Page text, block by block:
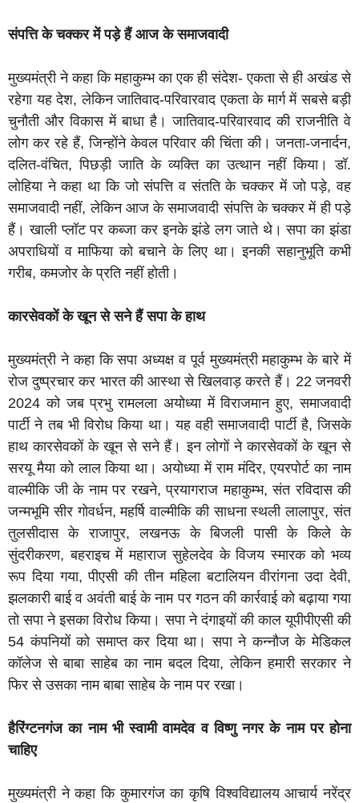
संपत्ति के चक्कर में पड़े हैं आज के समाजवादी
मुख्यमंत्री ने कहा कि महाकुम्भ का एक ही संदेश- एकता से ही अखंड से
रहेगा यह देश, लेकिन जातिवाद-परिवारवाद एकता के मार्ग में सबसे बड़ी
चुनौती और विकास में बाधा है। जातिवाद-परिवारवाद की राजनीति वे
लोग कर रहे हैं, जिन्होंने केवल परिवार की चिंता की। जनता-जनार्दन,
दलित-वंचित, पिछड़ी जाति के व्यक्ति का उत्थान नहीं किया। डॉ.
लोहिया ने कहा था कि जो संपत्ति व संतति के चक्कर में जो पड़े, वह
समाजवादी नहीं, लेकिन आज के समाजवादी संपत्ति के चक्कर में ही पड़े
हैं। खाली प्लॉट पर कब्जा कर इनके झंडे लग जाते थे। सपा का झंडा
अपराधियों व माफिया को बचाने के लिए था। इनकी सहानुभूति कभी
गरीब, कमजोर के प्रति नहीं होती।
कारसेवकों के खून से सने हैं सपा के हाथ
मुख्यमंत्री ने कहा कि सपा अध्यक्ष व पूर्व मुख्यमंत्री महाकुम्भ के बारे में
रोज दुष्प्रचार कर भारत की आस्था से खिलवाड़ करते हैं। 22 जनवरी
2024 को जब प्रभु रामलला अयोध्या में विराजमान हुए, समाजवादी
पार्टी ने तब भी विरोध किया था। यह वही समाजवादी पार्टी है, जिसके
हाथ कारसेवकों के खून से सने हैं। इन लोगों ने कारसेवकों के खून से
सरयू मैया को लाल किया था। अयोध्या में राम मंदिर, एयरपोर्ट का नाम
वाल्मीकि जी के नाम पर रखने, प्रयागराज महाकुम्भ, संत रविदास की
जन्मभूमि सीर गोवर्धन, महर्षि वाल्मीकि की साधना स्थली लालापुर, संत
तुलसीदास के राजापुर, लखनऊ के बिजली पासी के किले के
सुंदरीकरण, बहराइच में महाराज सुहेलदेव के विजय स्मारक को भव्य
रूप दिया गया, पीएसी की तीन महिला बटालियन वीरांगना उदा देवी,
झलकारी बाई व अवंती बाई के नाम पर गठन की कार्रवाई को बढ़ाया गया
तो सपा ने इसका विरोध किया। सपा ने दंगाइयों की काल यूपीपीएसी की
54 कंपनियों को समाप्त कर दिया था। सपा ने कन्नौज के मेडिकल
कॉलेज से बाबा साहेब का नाम बदल दिया, लेकिन हमारी सरकार ने
फिर से उसका नाम बाबा साहेब के नाम पर रखा।
हैरिंग्टनगंज का नाम भी स्वामी वामदेव व विष्णु नगर के नाम पर होना
चाहिए
मुख्यमंत्री ने कहा कि कुमारगंज का कृषि विश्वविद्यालय आचार्य नरेंद्र